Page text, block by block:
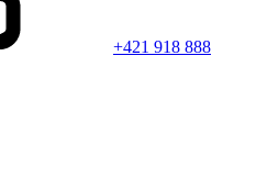
+421 918 888